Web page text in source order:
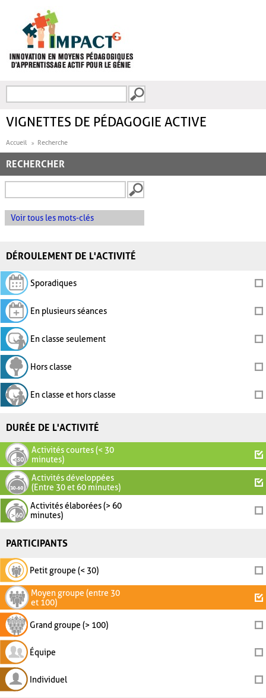
FORMULAIRE DE
VIGNETTES DE PÉDAGOGIE ACTIVE
Accueil Recherche
RECHERCHER
Voir tous les mots-clés
DÉROULEMENT DE L'ACTIVITÉ
Sporadiques
En plusieurs séances
En classe seulement
Hors classe
En classe et hors classe
DURÉE DE L'ACTIVITÉ
Activités courtes (< 30
minutes)
Activités développées
(Entre 30 et 60 minutes)
Activités élaborées (> 60
minutes)
PARTICIPANTS
Petit groupe (< 30)
Moyen groupe (entre 30
et 100)
Grand groupe (> 100)
Équipe
Individuel